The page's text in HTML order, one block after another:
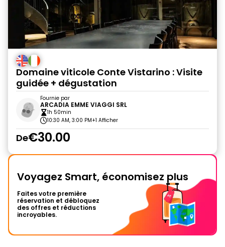
Domaine viticole Conte Vistarino : Visite
guidée + dégustation
Fournie par
ARCADIA EMME VIAGGI SRL
1h 50min
10:30 AM, 3:00 PM+1 Afficher
De€30.00
Voyagez Smart, économisez plus
Faites votre première
réservation et débloquez
des offres et réductions
incroyables.